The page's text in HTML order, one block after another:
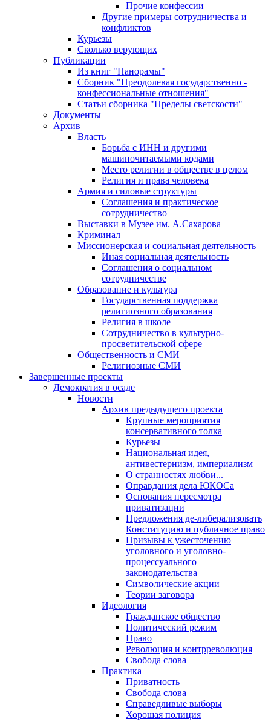
Прочие конфессии
Другие примеры сотрудничества и
конфликтов
Курьезы
Сколько верующих
Публикации
Из книг "Панорамы"
Сборник "Преодолевая государственно -
конфессиональные отношения"
Статьи сборника "Пределы светскости"
Документы
Архив
Власть
Борьба с ИНН и другими
машиночитаемыми кодами
Место религии в обществе в целом
Религия и права человека
Армия и силовые структуры
Соглашения и практическое
сотрудничество
Выставки в Музее им. А.Сахарова
Криминал
Миссионерская и социальная деятельность
Иная социальная деятельность
Соглашения о социальном
сотрудничестве
Образование и культура
Государственная поддержка
религиозного образования
Религия в школе
Сотрудничество в культурно-
просветительской сфере
Общественность и СМИ
Религиозные СМИ
Завершенные проекты
Демократия в осаде
Новости
Архив предыдущего проекта
Крупные мероприятия
консервативного толка
Курьезы
Национальная идея,
антивестернизм, империализм
О странностях любви...
Оправдания дела ЮКОСа
Основания пересмотра
приватизации
Предложения де-либерализовать
Конституцию и публичное право
Призывы к ужесточению
уголовного и уголовно-
процессуального
законодательства
Символические акции
Теории заговора
Идеология
Гражданское общество
Политический режим
Право
Революция и контрреволюция
Свобода слова
Практика
Приватность
Свобода слова
Справедливые выборы
Хорошая полиция